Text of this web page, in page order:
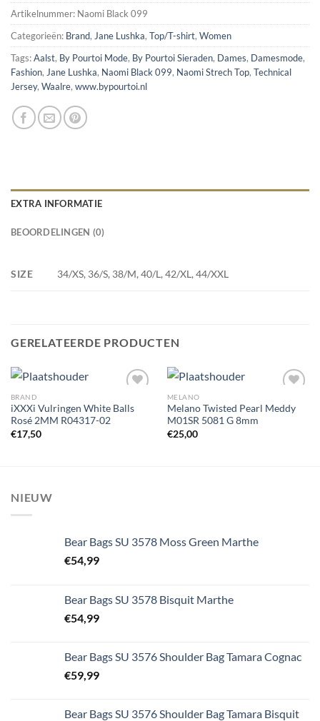
Artikelnummer: Naomi Black 099
Categorieën: Brand, Jane Lushka, Top/T-shirt, Women
Tags:Aalst, By Pourtoi Mode, By Pourtoi Sieraden, Dames, Damesmode,
Fashion, Jane Lushka, Naomi Black 099, Naomi Strech Top, Technical
Jersey, Waalre, www.bypourtoi.nl
EXTRA INFORMATIE
BEOORDELINGEN (0)
SIZE 34/XS, 36/S, 38/M, 40/L, 42/XL, 44/XXL
GERELATEERDE PRODUCTEN
Toevoegen
BRAND
iXXXi Vulringen White Balls
Rosé 2MM R04317-02
€17,50
MELANO
Melano Twisted Pearl Meddy
M01SR 5081 G 8mm
€25,00
NIEUW
Bear Bags SU 3578 Moss Green Marthe
€54,99
Bear Bags SU 3578 Bisquit Marthe
€54,99
Bear Bags SU 3576 Shoulder Bag Tamara Cognac
€59,99
Bear Bags SU 3576 Shoulder Bag Tamara Bisquit